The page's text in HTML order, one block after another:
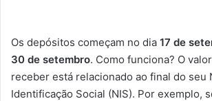
Os depósitos começam no dia 17 de
30 de setembro. Como funciona? O
receber está relacionado ao final do seu
Identificação Social (NIS). Por exemplo,